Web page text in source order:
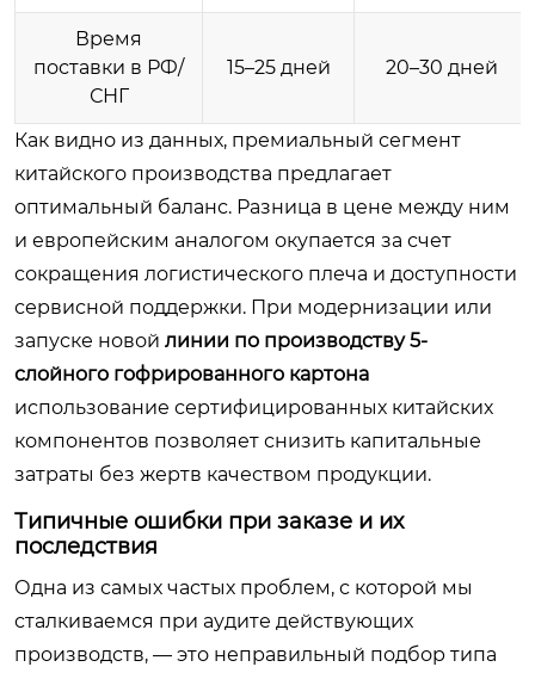
Время
поставки в РФ/
СНГ
15–25 дней 20–30 дней
Как видно из данных, премиальный сегмент
китайского производства предлагает
оптимальный баланс. Разница в цене между ним
и европейским аналогом окупается за счет
сокращения логистического плеча и доступности
сервисной поддержки. При модернизации или
запуске новой линии по производству 5-
слойного гофрированного картона
использование сертифицированных китайских
компонентов позволяет снизить капитальные
затраты без жертв качеством продукции.
Типичные ошибки при заказе и их
последствия
Одна из самых частых проблем, с которой мы
сталкиваемся при аудите действующих
производств, — это неправильный подбор типа